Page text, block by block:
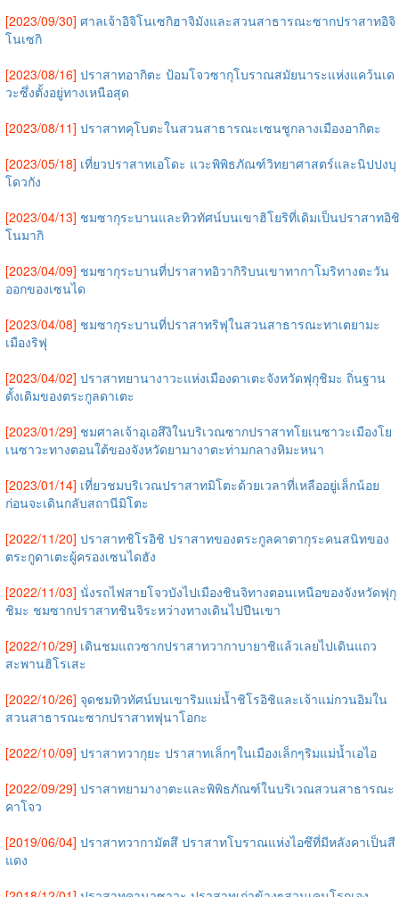
[2023/09/30] ศาลเจ้าอิจิโนเซกิฮาจิมังและสวนสาธารณะซากปราสาทอิจิ
โนเซกิ
[2023/08/16] ปราสาทอากิตะ ป้อมโจวซากุโบราณสมัยนาระแห่งแคว้นเด
วะซึ่งตั้งอยู่ทางเหนือสุด
[2023/08/11] ปราสาทคุโบตะในสวนสาธารณะเซนชูกลางเมืองอากิตะ
[2023/05/18] เที่ยวปราสาทเอโดะ แวะพิพิธภัณฑ์วิทยาศาสตร์และนิปปงบุ
โดวกัง
[2023/04/13] ชมซากุระบานและทิวทัศน์บนเขาฮิโยริที่เดิมเป็นปราสาทอิชิ
โนมากิ
[2023/04/09] ชมซากุระบานที่ปราสาทอิวากิริบนเขาทากาโมริทางตะวัน
ออกของเซนได
[2023/04/08] ชมซากุระบานที่ปราสาทริฟุในสวนสาธารณะทาเตยามะ
เมืองริฟุ
[2023/04/02] ปราสาทยานางาวะแห่งเมืองดาเตะจังหวัดฟุกุชิมะ ถิ่นฐาน
ดั้งเดิมของตระกูลดาเตะ
[2023/01/29] ชมศาลเจ้าอุเอสึงิในบริเวณซากปราสาทโยเนซาวะเมืองโย
เนซาวะทางตอนใต้ของจังหวัดยามางาตะท่ามกลางหิมะหนา
[2023/01/14] เที่ยวชมบริเวณปราสาทมิโตะด้วยเวลาที่เหลืออยู่เล็กน้อย
ก่อนจะเดินกลับสถานีมิโตะ
[2022/11/20] ปราสาทชิโรอิชิ ปราสาทของตระกูลคาตากุระคนสนิทของ
ตระกูดาเตะผู้ครองเซนไดฮัง
[2022/11/03] นั่งรถไฟสายโจวบังไปเมืองชินจิทางตอนเหนือของจังหวัดฟุกุ
ชิมะ ชมซากปราสาทชินจิระหว่างทางเดินไปปีนเขา
[2022/10/29] เดินชมแถวซากปราสาทวากาบายาชิแล้วเลยไปเดินแถว
สะพานฮิโรเสะ
[2022/10/26] จุดชมทิวทัศน์บนเขาริมแม่น้ำชิโรอิชิและเจ้าแม่กวนอิมใน
สวนสาธารณะซากปราสาทฟุนาโอกะ
[2022/10/09] ปราสาทวากุยะ ปราสาทเล็กๆในเมืองเล็กๆริมแม่น้ำเอไอ
[2022/09/29] ปราสาทยามางาตะและพิพิธภัณฑ์ในบริเวณสวนสาธารณะ
คาโจว
[2019/06/04] ปราสาทวากามัตสึ ปราสาทโบราณแห่งไอซึที่มีหลังคาเป็นสี
แดง